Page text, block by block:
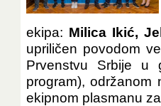
ekipa: Milica Ikić,
upriličen povodom
Prvenstvu Srbije u
program), održanom
ekipnom plasmanu